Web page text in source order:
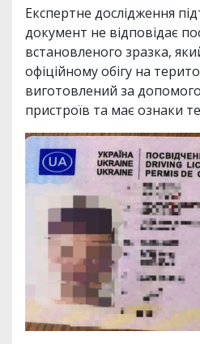
Експертне дослідження
документ не відповідає
встановленого зразка,
офіційному обігу на
виготовлений за
пристроїв та має ознаки